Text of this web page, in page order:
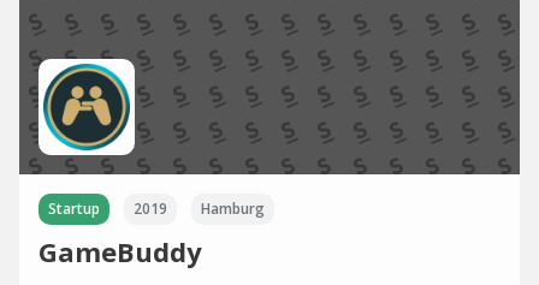
Startup 2019 Hamburg
GameBuddy